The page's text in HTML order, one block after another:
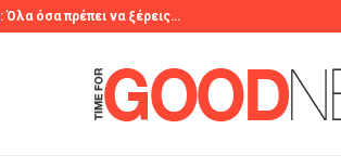
Όλα όσα πρέπει να ξέρεις…